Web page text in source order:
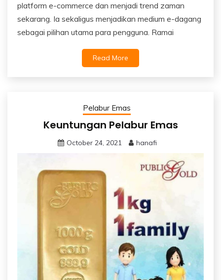
platform e-commerce dan menjadi trend zaman
sekarang. Ia sekaligus menjadikan medium e-dagang
sebagai pilihan utama para pengguna. Ramai
Read More
Pelabur Emas
Keuntungan Pelabur Emas
October 24, 2021 hanafi